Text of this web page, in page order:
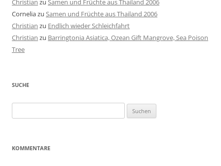
Christian zu Samen und Früchte aus Thailand 2006
Corneliazu Samen und Früchte aus Thailand 2006
Christian zu Endlich wieder Schleichfahrt
Christian zu Barringtonia Asiatica, Ozean Gift Mangrove, Sea Poison
Tree
SUCHE
nach:
KOMMENTARE